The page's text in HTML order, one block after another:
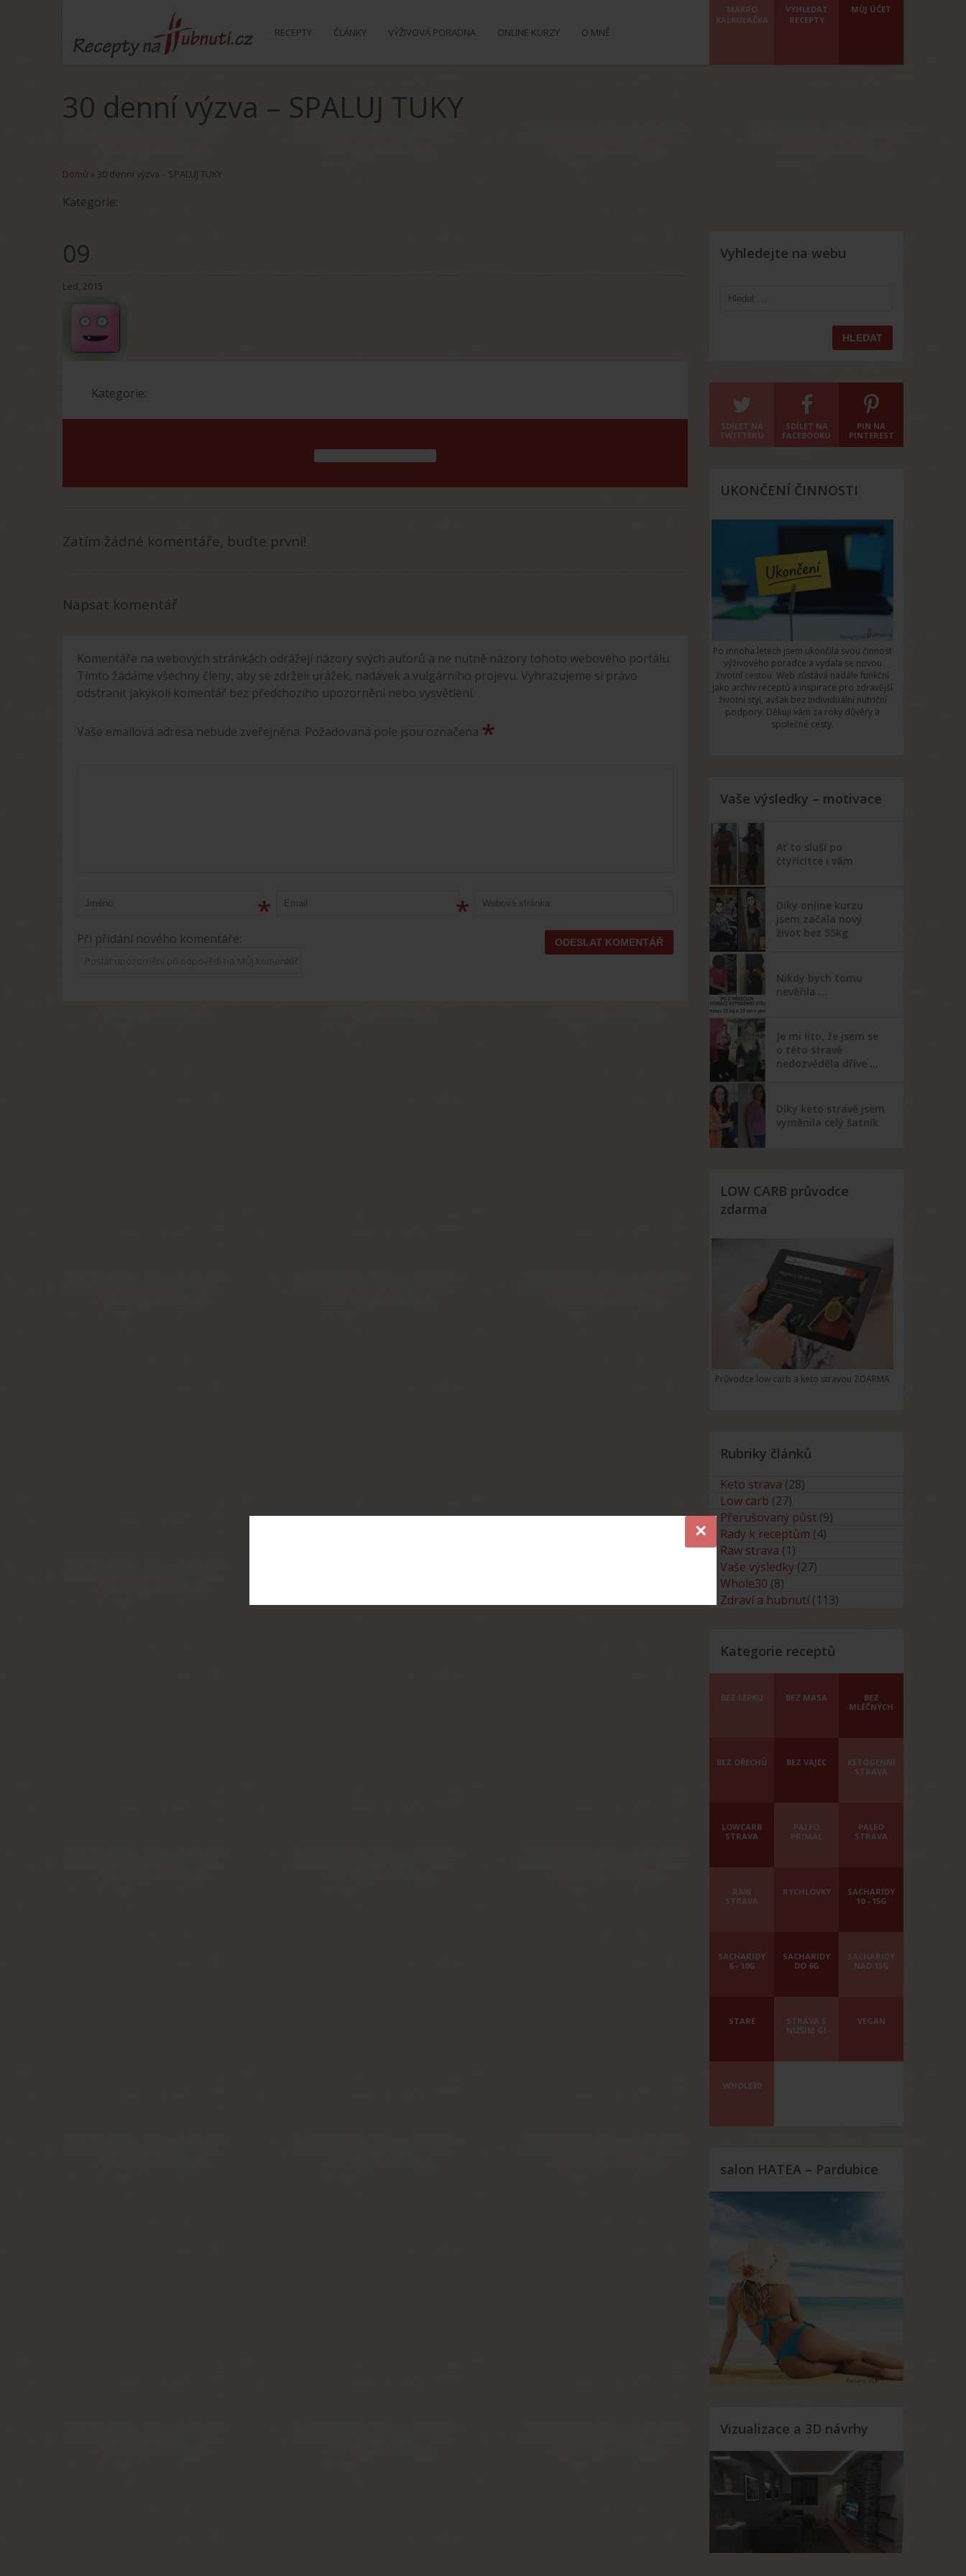
×
RECEPTY ČLÁNKY VÝŽIVOVÁ PORADNA ONLINE KURZY O MNĚ
MAKRO
KALKULAČKA
VYHLEDAT
RECEPTY
MŮJ ÚČET
30 denní výzva – SPALUJ TUKY
Domů » 30 denní výzva – SPALUJ TUKY
Kategorie:
09
Led, 2015
Kategorie:
Zatím žádné komentáře, buďte první!
Napsat komentář
Komentáře na webových stránkách odrážejí názory svých autorů a ne nutně názory tohoto webového portálu.
Tímto žádáme všechny členy, aby se zdrželi urážek, nadávek a vulgárního projevu. Vyhrazujeme si právo
odstranit jakýkoli komentář bez předchozího upozornění nebo vysvětlení.
Vaše emailová adresa nebude zveřejněna. Požadovaná pole jsou označena *
* *
Při přidání nového komentáře:
Vyhledejte na webu
Vyhledávání
SDÍLET NA
TWITTERU
SDÍLET NA
FACEBOOKU
PIN NA
PINTEREST
UKONČENÍ ČINNOSTI
Po mnoha letech jsem ukončila svou činnost
výživového poradce a vydala se novou
životní cestou. Web zůstává nadále funkční
jako archiv receptů a inspirace pro zdravější
životní styl, avšak bez individuální nutriční
podpory. Děkuji vám za roky důvěry a
společné cesty.
Vaše výsledky – motivace
Ať to sluší po
čtyřícítce i vám
Díky online kurzu
jsem začala nový
život bez 55kg
Nikdy bych tomu
nevěřila …
Je mi líto, že jsem se
o této stravě
nedozvěděla dříve …
Díky keto stravě jsem
vyměnila celý šatník
LOW CARB průvodce
zdarma
Průvodce low carb a keto stravou ZDARMA
Rubriky článků
Keto strava (28)
Low carb (27)
Přerušovaný půst (9)
Rady k receptům (4)
Raw strava (1)
Vaše výsledky (27)
Whole30 (8)
Zdraví a hubnutí (113)
Kategorie receptů
BEZ LEPKU BEZ MASA
BEZ
MLÉČNÝCH
BEZ OŘECHŮ BEZ VAJEC
KETOGENNÍ
STRAVA
LOWCARB
STRAVA
PALEO
PRIMAL
PALEO
STRAVA
RAW
STRAVA
RYCHLOVKY
SACHARIDY
10 - 15G
SACHARIDY
6 - 10G
SACHARIDY
DO 6G
SACHARIDY
NAD 15G
STARÉ
STRAVA S
NIŽŠÍM GI
VEGAN
WHOLE30
salon HATEA – Pardubice
Vizualizace a 3D návrhy